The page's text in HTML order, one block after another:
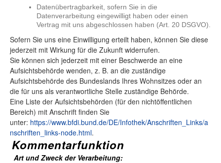
Datenübertragbarkeit, sofern Sie in die
Datenverarbeitung eingewilligt haben oder einen
Vertrag mit uns abgeschlossen haben (Art. 20 DSGVO).
Sofern Sie uns eine Einwilligung erteilt haben, können Sie diese
jederzeit mit Wirkung für die Zukunft widerrufen.
Sie können sich jederzeit mit einer Beschwerde an eine
Aufsichtsbehörde wenden, z. B. an die zuständige
Aufsichtsbehörde des Bundeslands Ihres Wohnsitzes oder an
die für uns als verantwortliche Stelle zuständige Behörde.
Eine Liste der Aufsichtsbehörden (für den nichtöffentlichen
Bereich) mit Anschrift finden Sie
unter: https://www.bfdi.bund.de/DE/Infothek/Anschriften_Links/a
nschriften_links-node.html.
Kommentarfunktion
Art und Zweck der Verarbeitung: